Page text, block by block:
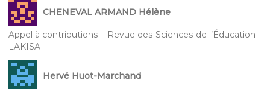
CHENEVAL ARMAND Hélène
Appel à contributions – Revue des Sciences de l’Éducation
LAKISA
Hervé Huot-Marchand